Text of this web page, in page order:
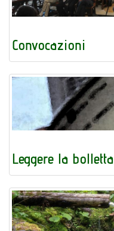
Convocazioni
Leggere la bolletta